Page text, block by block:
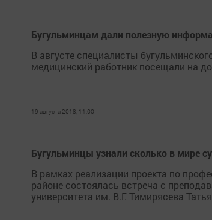
Бугульминцам дали полезную
В августе специалисты
медицинский работник посещали на
19 августа 2018, 11:00
Бугульминцы узнали сколько в мире
В рамках реализации проекта по
районе состоялась встреча с
университета им. В.Г. Тимирясева